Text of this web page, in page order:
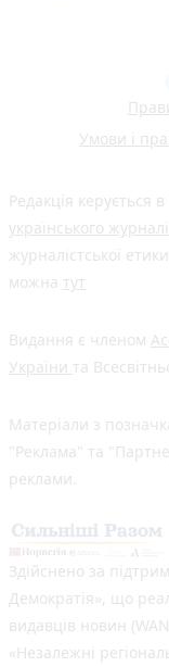
Умови і
Редакція керується в
українського
журналістської
можна тут
Видання є членом
України та
Матеріали з
"Реклама" та
реклами.
Здійснено за
Демократія», що
видавців новин
«Незалежні